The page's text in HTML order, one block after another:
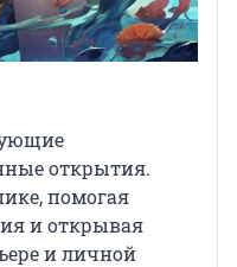
открытия.
помогая
и открывая
и личной